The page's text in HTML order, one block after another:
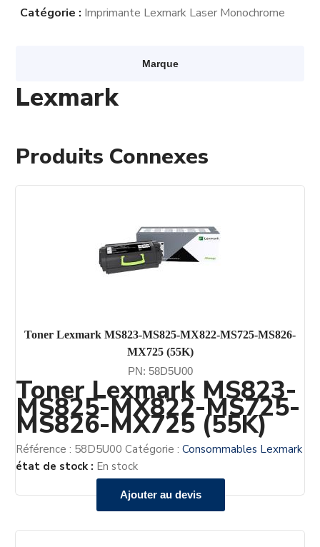
Catégorie : Imprimante Lexmark Laser Monochrome
Marque
Lexmark
Produits Connexes
Toner Lexmark MS823-MS825-MX822-MS725-MS826-
MX725 (55K)
PN: 58D5U00
Ajouter au devis
Toner Lexmark MS823-
MS825-MX822-MS725-
MS826-MX725 (55K)
Référence : 58D5U00 Catégorie :Consommables Lexmark
état de stock : En stock